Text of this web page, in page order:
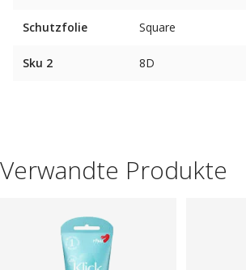
Schutzfolie Square
Sku 2 8D
Verwandte Produkte